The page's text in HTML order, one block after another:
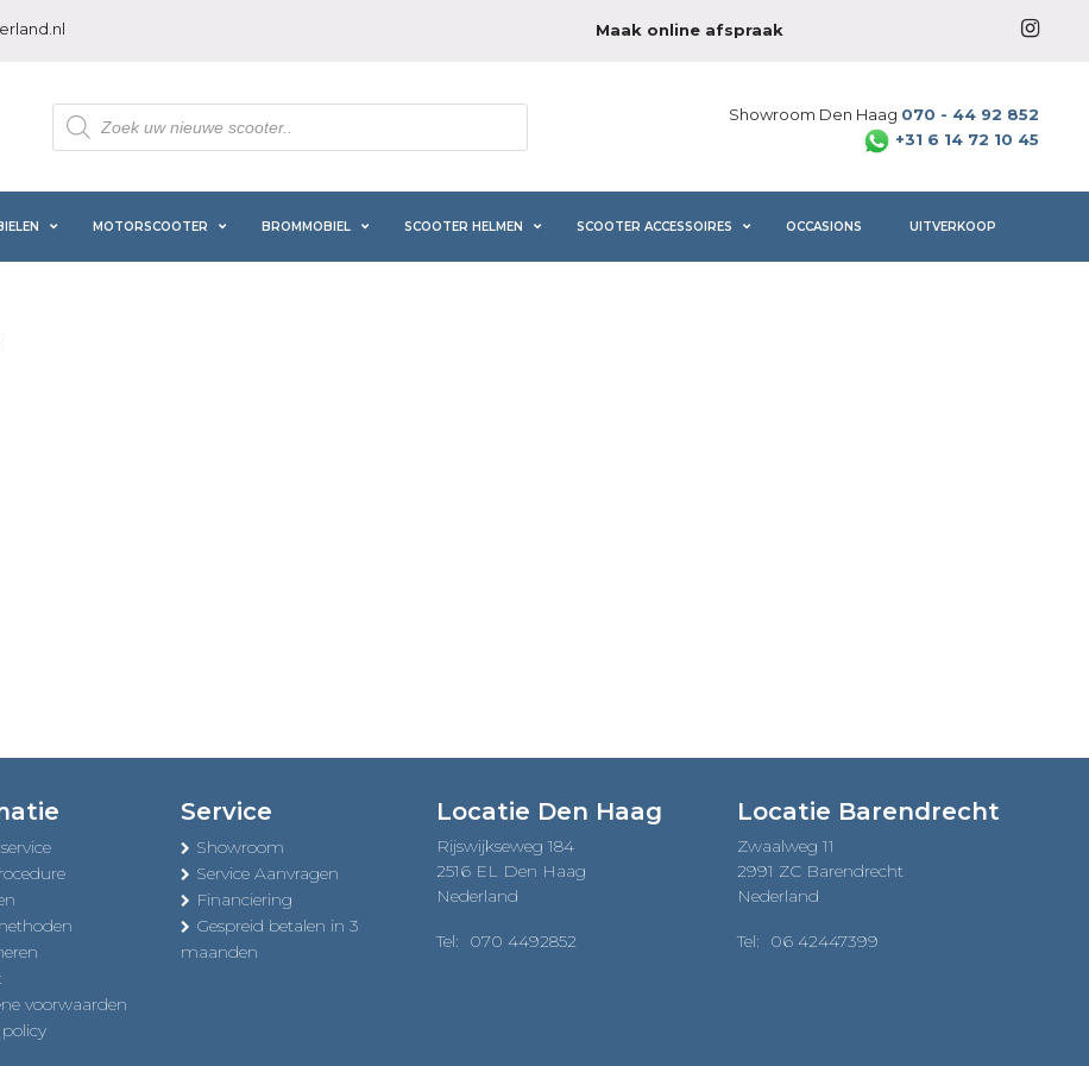
Maak online afspraak
Producten
zoeken
Showroom Den Haag 070 - 44 92 852
+31 6 14 72 10 45
MOTORSCOOTER BROMMOBIEL SCOOTER HELMEN SCOOTER ACCESSOIRES OCCASIONS UITVERKOOP
voorwaarden
Service
Showroom
Service Aanvragen
Financiering
Gespreid betalen in 3
maanden
Locatie Den Haag
Rijswijkseweg 184
2516 EL Den Haag
Nederland
Tel: 070 4492852
Locatie Barendrecht
Zwaalweg 11
2991 ZC Barendrecht
Nederland
Tel: 06 42447399